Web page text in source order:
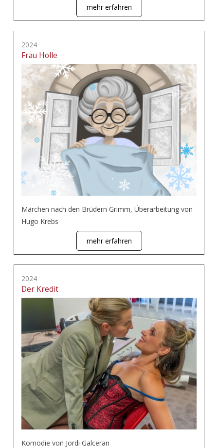
mehr erfahren
2024
Frau Holle
Märchen nach den Brüdern Grimm, Überarbeitung von
Hugo Krebs
mehr erfahren
2024
Der Kredit
Komödie von Jordi Galceran